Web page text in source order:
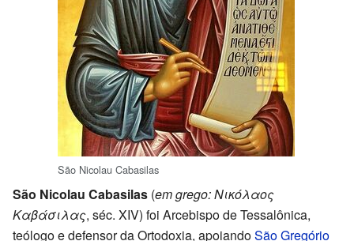
São Nicolau Cabasilas
São Nicolau Cabasilas (em grego: Νικόλαος
Καβάσιλας, séc. XIV) foi Arcebispo de Tessalônica,
teólogo e defensor da Ortodoxia, apoiandoSão Gregório